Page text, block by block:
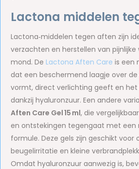
Lactona middelen
Lactona‑middelen tegen aften zijn
verzachten en herstellen van pijnlijke
mond. De Lactona Aften Care is een
dat een beschermend laagje over
vormt, direct verlichting geeft en het
dankzij hyaluronzuur. Een andere
Aften Care Gel 15 ml, die
en ontstekingen tegengaat met een
formule. Deze gels zijn geschikt voor
beugelirritatie en kleine
Omdat hyaluronzuur aanwezig is,